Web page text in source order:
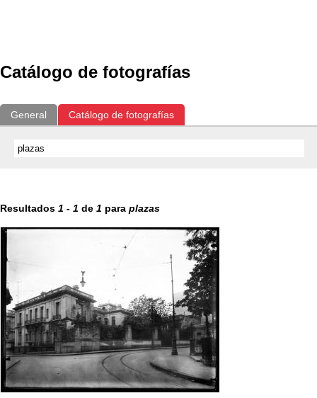
Catálogo de fotografías
General Catálogo de fotografías
Resultados 1 - 1 de 1 para plazas